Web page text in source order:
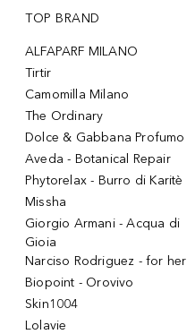
TOP BRAND
ALFAPARF MILANO
Tirtir
Camomilla Milano
The Ordinary
Dolce & Gabbana Profumo
Aveda - Botanical Repair
Phytorelax - Burro di Karitè
Missha
Giorgio Armani - Acqua di
Gioia
Narciso Rodriguez - for her
Biopoint - Orovivo
Skin1004
Lolavie